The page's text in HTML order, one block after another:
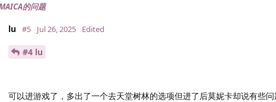
的问题
lu #5 Jul 26, 2025 Edited
#4 lu
可以进游戏了，多出了一个去天堂树林的选项但进了后莫妮卡却说有些